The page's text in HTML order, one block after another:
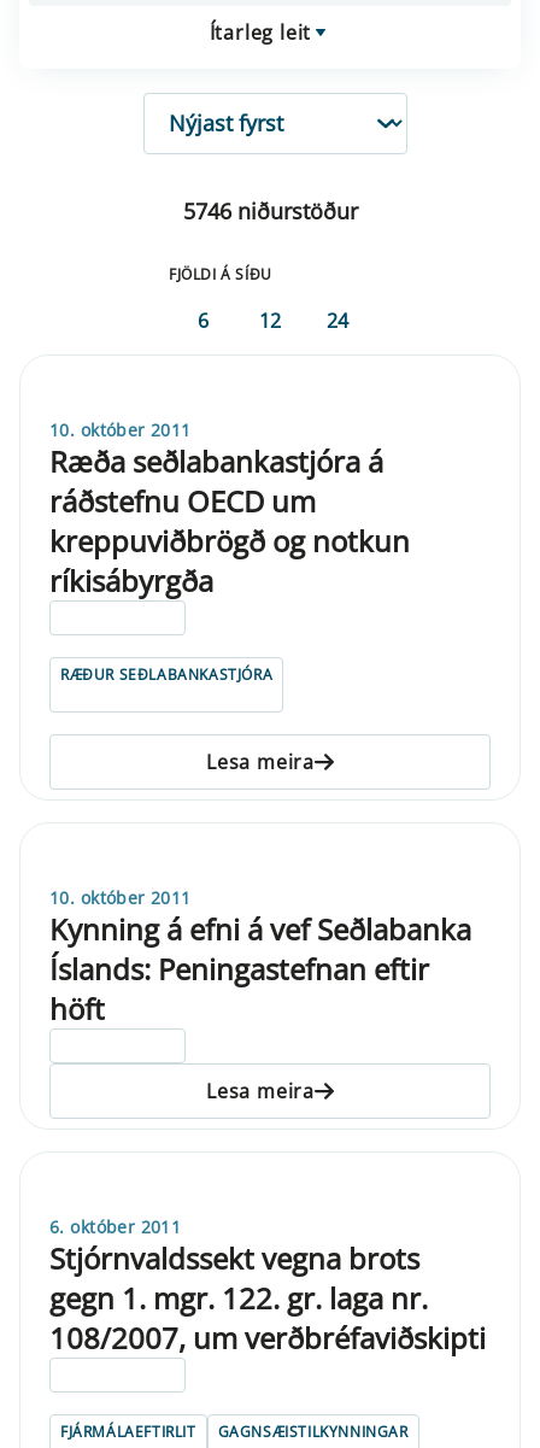
Ítarleg leit
RÖÐUN
5746 niðurstöður
FJÖLDI Á SÍÐU
6 12 24
10. október 2011
Ræða seðlabankastjóra á
ráðstefnu OECD um
kreppuviðbrögð og notkun
ríkisábyrgða
RÆÐUR SEÐLABANKASTJÓRA
Lesa meira
10. október 2011
Kynning á efni á vef Seðlabanka
Íslands: Peningastefnan eftir
höft
Lesa meira
6. október 2011
Stjórnvaldssekt vegna brots
gegn 1. mgr. 122. gr. laga nr.
108/2007, um verðbréfaviðskipti
FJÁRMÁLAEFTIRLIT GAGNSÆISTILKYNNINGAR